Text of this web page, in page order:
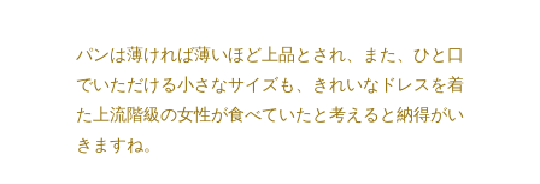
パンは薄ければ薄いほど上品とされ、また、ひと口
でいただける小さなサイズも、きれいなドレスを着
た上流階級の女性が食べていたと考えると納得がい
きますね。